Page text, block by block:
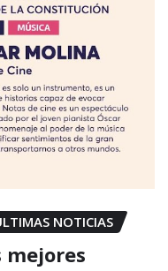
NOTICIAS
mejores